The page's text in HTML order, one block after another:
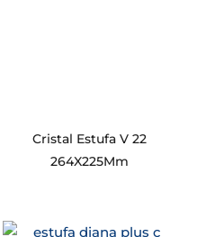
Cristal Estufa V 22
264X225Mm